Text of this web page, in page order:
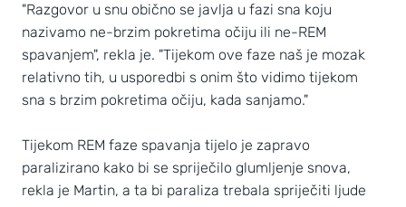
"Razgovor u snu obično se javlja u fazi sna koju
nazivamo ne-brzim pokretima očiju ili ne-REM
spavanjem", rekla je. "Tijekom ove faze naš je mozak
relativno tih, u usporedbi s onim što vidimo tijekom
sna s brzim pokretima očiju, kada sanjamo."
Tijekom REM faze spavanja tijelo je zapravo
paralizirano kako bi se spriječilo glumljenje snova,
rekla je Martin, a ta bi paraliza trebala spriječiti ljude